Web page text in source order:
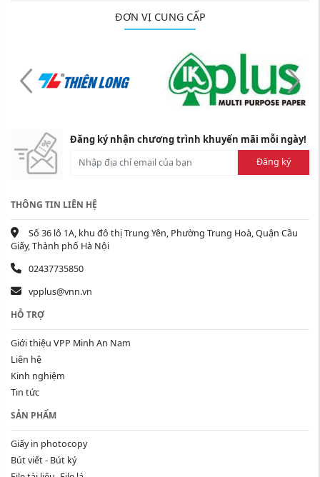
ĐƠN VỊ CUNG CẤP
Đăng ký nhận chương trình khuyến mãi mỗi ngày!
Đăng ký
THÔNG TIN LIÊN HỆ
Số 36 lô 1A, khu đô thị Trung Yên, Phường Trung Hoà, Quận Cầu
Giấy, Thành phố Hà Nội
02437735850
vpplus@vnn.vn
HỖ TRỢ
Giới thiệu VPP Minh An Nam
Liên hệ
Kinh nghiệm
Tin tức
SẢN PHẨM
Giấy in photocopy
Bút viết - Bút ký